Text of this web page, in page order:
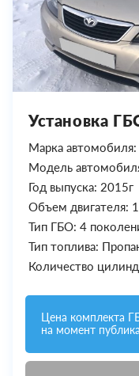
Установка
Марка
Модель
Год выпуска: 2015г
Объем двигателя:
Тип ГБО: 4
Тип топлива:
Количество
Цена комплекта
на момент